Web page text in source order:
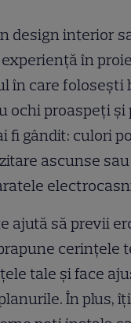
design interior
în
în care folosești
ochi proaspeți și
fi gândit: culori
ascunse
ajută să previi
cerințele
tale și face
În plus,